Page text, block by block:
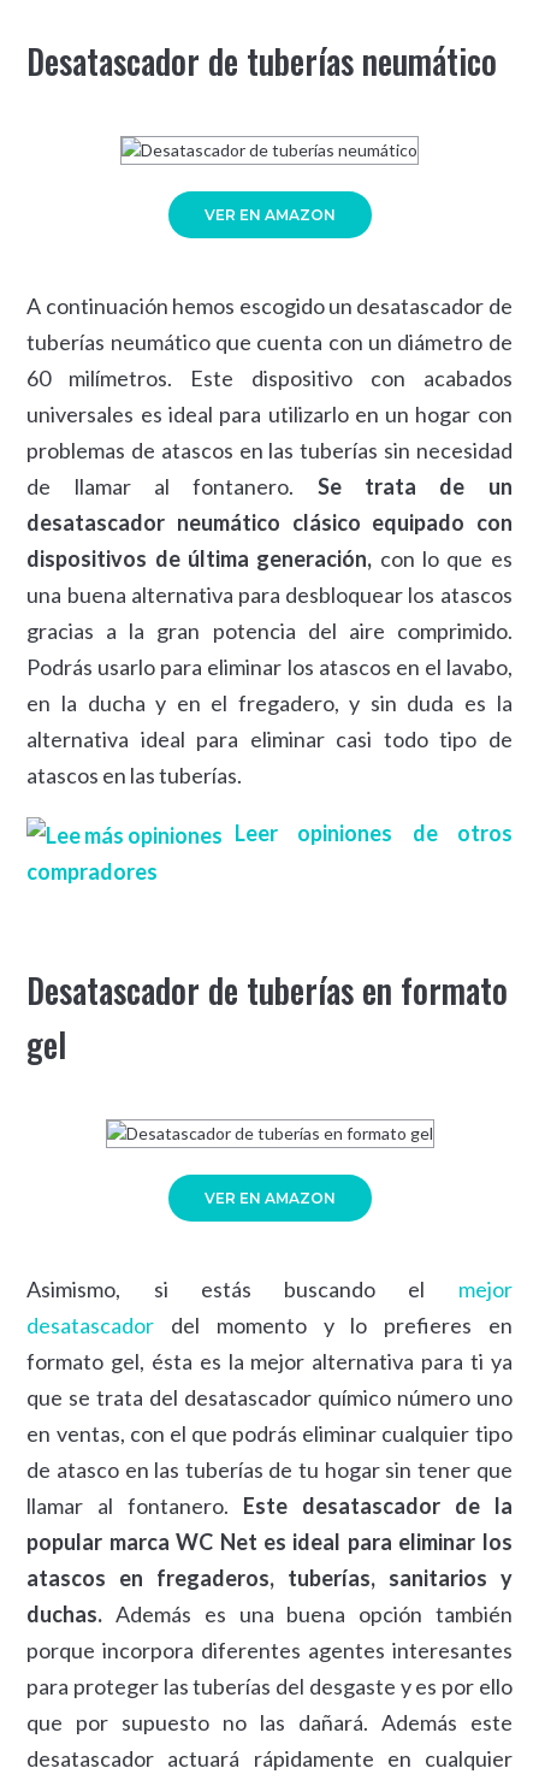
Desatascador de tuberías neumático
VER EN AMAZON
A continuación hemos escogido un desatascador de
tuberías neumático que cuenta con un diámetro de
60 milímetros. Este dispositivo con acabados
universales es ideal para utilizarlo en un hogar con
problemas de atascos en las tuberías sin necesidad
de llamar al fontanero. Se trata de un
desatascador neumático clásico equipado con
dispositivos de última generación, con lo que es
una buena alternativa para desbloquear los atascos
gracias a la gran potencia del aire comprimido.
Podrás usarlo para eliminar los atascos en el lavabo,
en la ducha y en el fregadero, y sin duda es la
alternativa ideal para eliminar casi todo tipo de
atascos en las tuberías.
Leer opiniones de otros
compradores
Desatascador de tuberías en formato
gel
VER EN AMAZON
Asimismo, si estás buscando el mejor
desatascador del momento y lo prefieres en
formato gel, ésta es la mejor alternativa para ti ya
que se trata del desatascador químico número uno
en ventas, con el que podrás eliminar cualquier tipo
de atasco en las tuberías de tu hogar sin tener que
llamar al fontanero. Este desatascador de la
popular marca WC Net es ideal para eliminar los
atascos en fregaderos, tuberías, sanitarios y
duchas. Además es una buena opción también
porque incorpora diferentes agentes interesantes
para proteger las tuberías del desgaste y es por ello
que por supuesto no las dañará. Además este
desatascador actuará rápidamente en cualquier